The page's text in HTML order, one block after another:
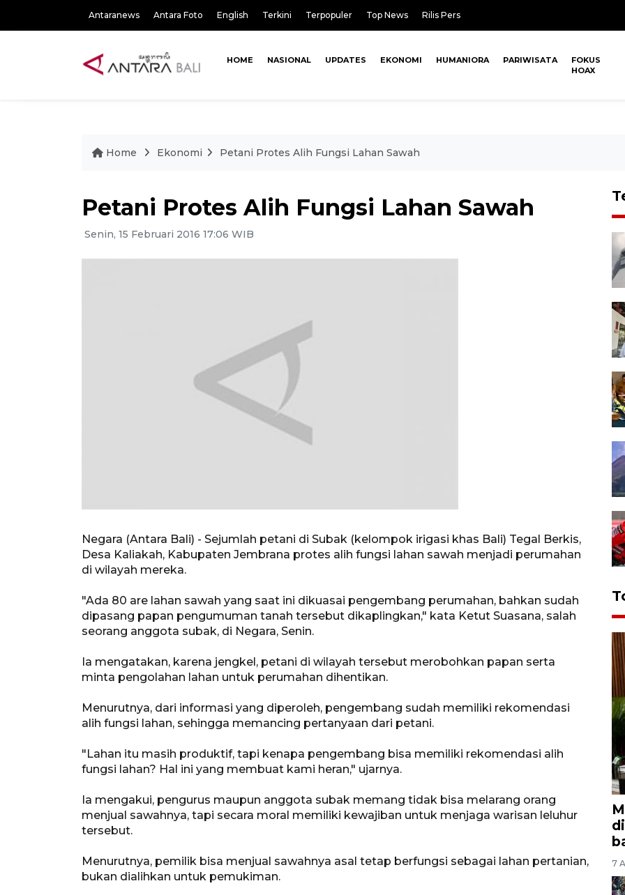
Antaranews Antara Foto English Terkini Terpopuler Top News Rilis Pers
HOME NASIONAL UPDATES EKONOMI HUMANIORA PARIWISATA
FOKUS
HOAX
Home Ekonomi Petani Protes Alih Fungsi Lahan Sawah
Petani Protes Alih Fungsi Lahan Sawah
Senin, 15 Februari 2016 17:06 WIB
Negara (Antara Bali) - Sejumlah petani di Subak (kelompok irigasi khas Bali) Tegal Berkis,
Desa Kaliakah, Kabupaten Jembrana protes alih fungsi lahan sawah menjadi perumahan
di wilayah mereka.
"Ada 80 are lahan sawah yang saat ini dikuasai pengembang perumahan, bahkan sudah
dipasang papan pengumuman tanah tersebut dikaplingkan," kata Ketut Suasana, salah
seorang anggota subak, di Negara, Senin.
Ia mengatakan, karena jengkel, petani di wilayah tersebut merobohkan papan serta
minta pengolahan lahan untuk perumahan dihentikan.
Menurutnya, dari informasi yang diperoleh, pengembang sudah memiliki rekomendasi
alih fungsi lahan, sehingga memancing pertanyaan dari petani.
"Lahan itu masih produktif, tapi kenapa pengembang bisa memiliki rekomendasi alih
fungsi lahan? Hal ini yang membuat kami heran," ujarnya.
Ia mengakui, pengurus maupun anggota subak memang tidak bisa melarang orang
menjual sawahnya, tapi secara moral memiliki kewajiban untuk menjaga warisan leluhur
tersebut.
Menurutnya, pemilik bisa menjual sawahnya asal tetap berfungsi sebagai lahan pertanian,
bukan dialihkan untuk pemukiman.
7